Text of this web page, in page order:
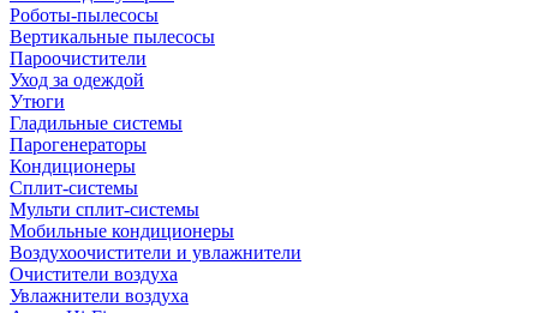
Роботы-пылесосы
Вертикальные пылесосы
Пароочистители
Уход за одеждой
Утюги
Гладильные системы
Парогенераторы
Кондиционеры
Сплит-системы
Мульти сплит-системы
Мобильные кондиционеры
Воздухоочистители и увлажнители
Очистители воздуха
Увлажнители воздуха